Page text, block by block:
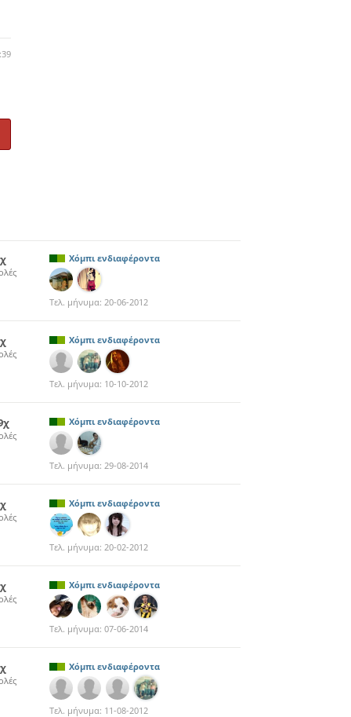
Χόμπι ενδιαφέροντα
Τελ. μήνυμα: 20-06-2012
Χόμπι ενδιαφέροντα
Τελ. μήνυμα: 10-10-2012
Χόμπι ενδιαφέροντα
Τελ. μήνυμα: 29-08-2014
Χόμπι ενδιαφέροντα
Τελ. μήνυμα: 20-02-2012
Χόμπι ενδιαφέροντα
Τελ. μήνυμα: 07-06-2014
Χόμπι ενδιαφέροντα
Τελ. μήνυμα: 11-08-2012